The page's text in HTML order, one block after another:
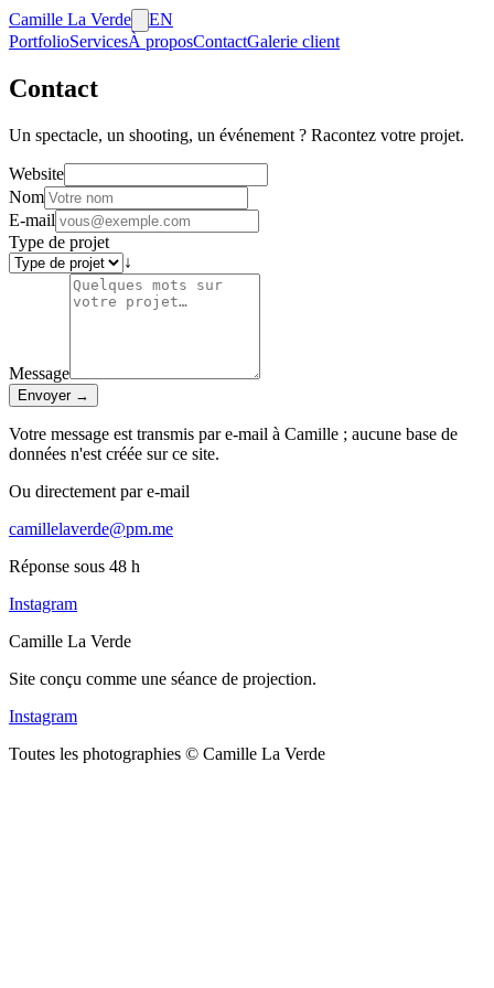
Camille La Verde
EN
PortfolioServicesÀ proposContactGalerie client
Contact
Un spectacle, un shooting, un événement ? Racontez votre projet.
Website
Nom
E-mail
Type de projet
↓
Message
Envoyer→
Votre message est transmis par e-mail à Camille ; aucune base de
données n'est créée sur ce site.
Ou directement par e-mail
camillelaverde@pm.me
Réponse sous 48 h
Instagram
Camille La Verde
Site conçu comme une séance de projection.
Instagram
Toutes les photographies © Camille La Verde